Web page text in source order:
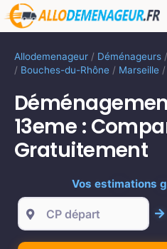
Passer
au
Allodemenageur / Déménageurs /
/ Bouches-du-Rhône / Marseille /
13eme :
Gratuitement
Vos estimations